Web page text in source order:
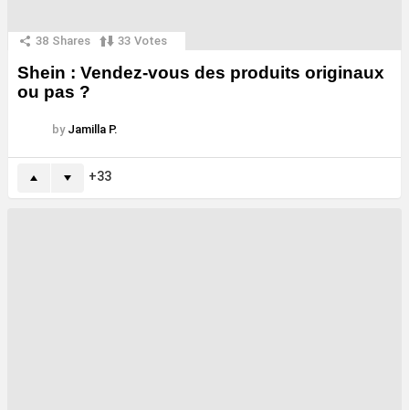
38 Shares 33 Votes
Shein : Vendez-vous des produits originaux
ou pas ?
by Jamilla P.
33